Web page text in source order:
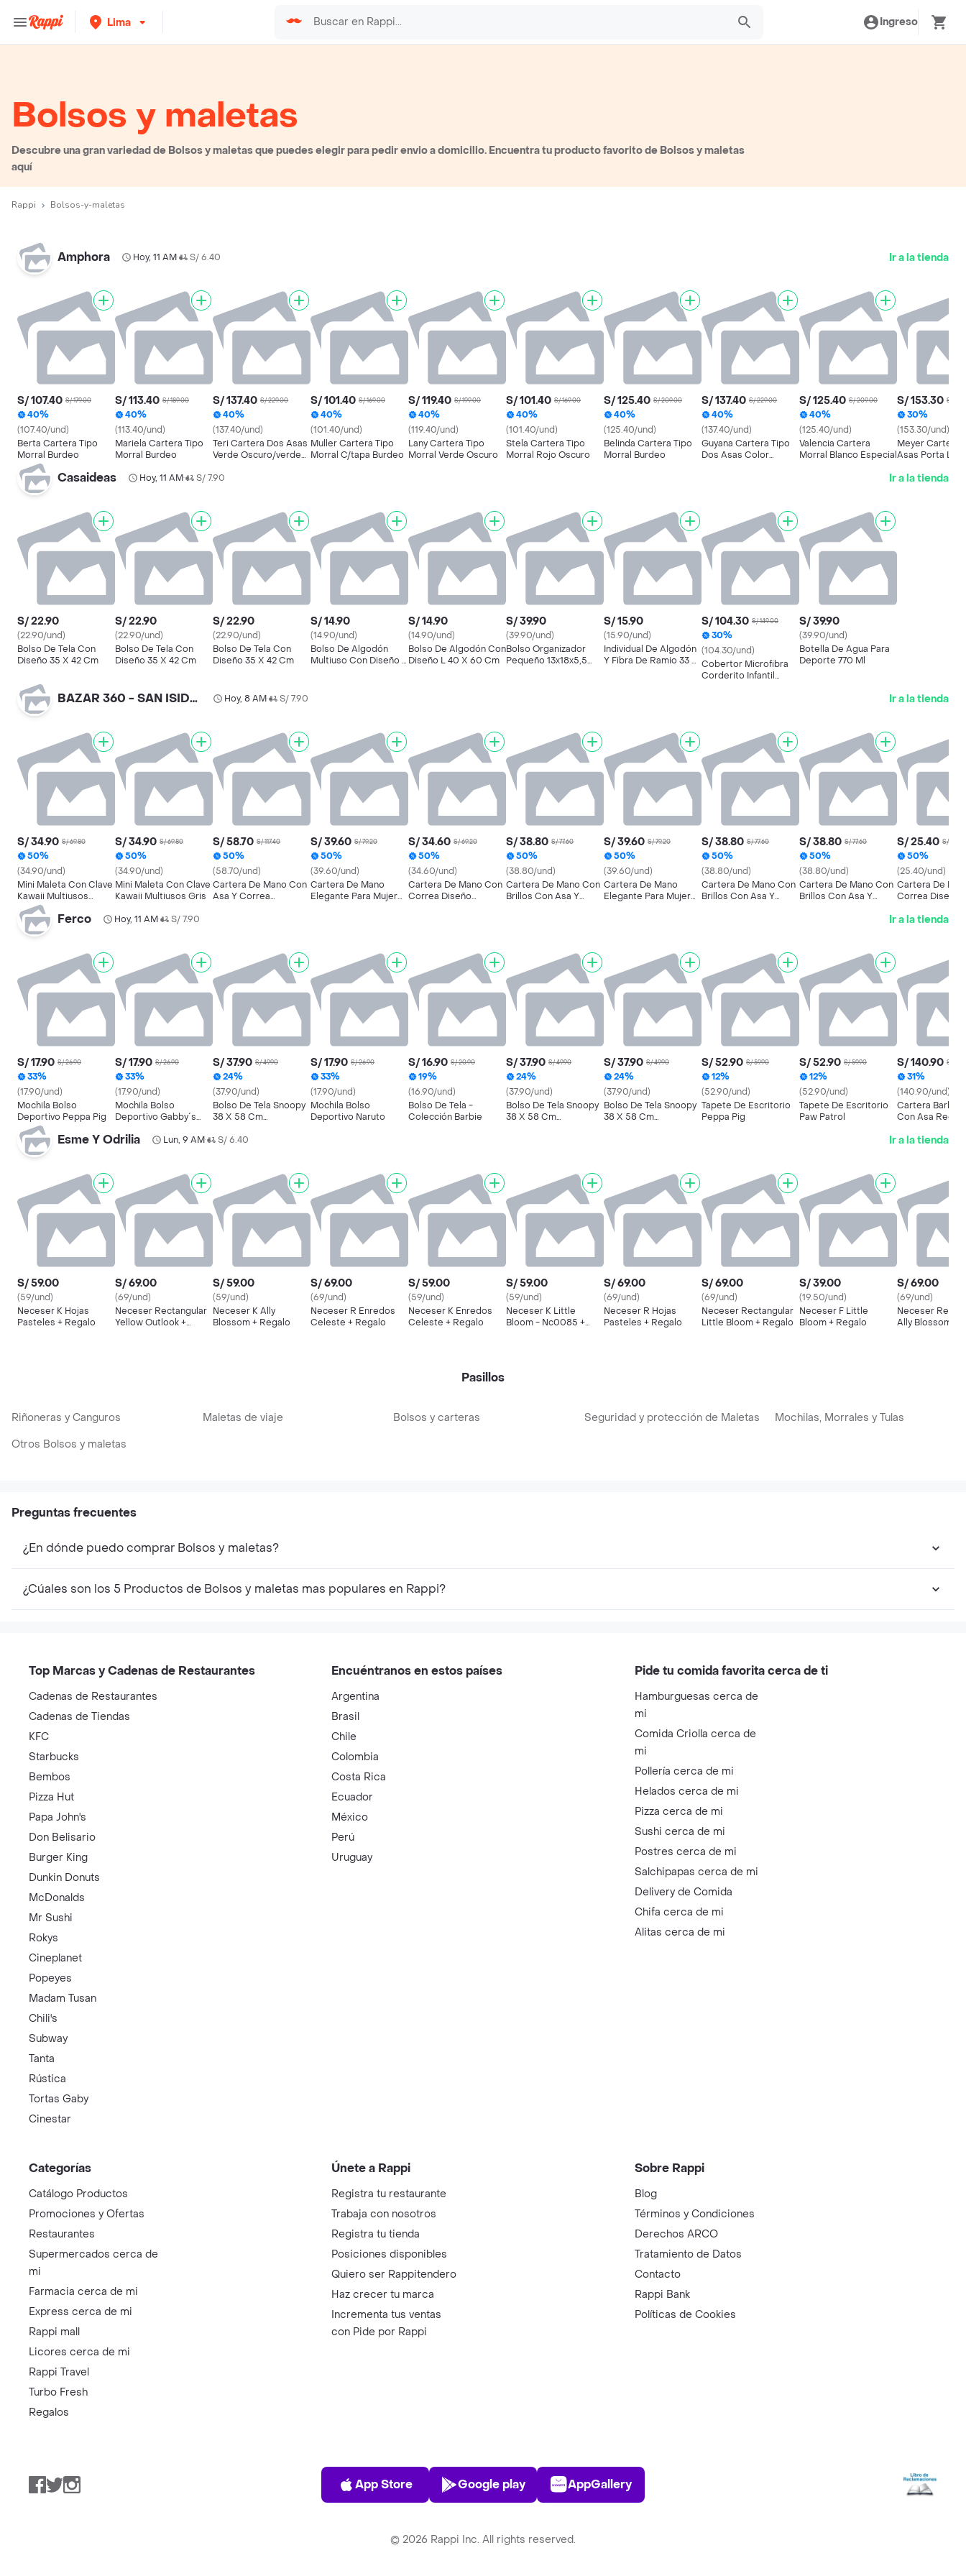
Lima Ingreso
Bolsos y maletas
Descubre una gran variedad de Bolsos y maletas que puedes elegir para pedir envio a domicilio. Encuentra tu producto favorito de Bolsos y maletas
aquí
Rappi Bolsos-y-maletas
Amphora Hoy, 11 AM• S/ 6.40 Ir a la tienda
S/ 107.40 S/ 179.00
40%
(107.40/und)
Berta Cartera Tipo
Morral Burdeo
S/ 113.40 S/ 189.00
40%
(113.40/und)
Mariela Cartera Tipo
Morral Burdeo
S/ 137.40 S/ 229.00
40%
(137.40/und)
Teri Cartera Dos Asas
Verde Oscuro/verde
S/ 101.40 S/ 169.00
40%
(101.40/und)
Muller Cartera Tipo
Morral C/tapa Burdeo
S/ 119.40 S/ 199.00
40%
(119.40/und)
Lany Cartera Tipo
Morral Verde Oscuro
S/ 101.40 S/ 169.00
40%
(101.40/und)
Stela Cartera Tipo
Morral Rojo Oscuro
S/ 125.40 S/ 209.00
40%
(125.40/und)
Belinda Cartera Tipo
Morral Burdeo
S/ 137.40 S/ 229.00
40%
(137.40/und)
Guyana Cartera Tipo
Dos Asas Color
S/ 125.40 S/ 209.00
40%
(125.40/und)
Valencia Cartera
Morral Blanco Especial
S/ 153.30 S/
30%
(153.30/und)
Meyer Cartera
Asas Porta
Casaideas Hoy, 11 AM• S/ 7.90 Ir a la tienda
S/ 22.90
(22.90/und)
Bolso De Tela Con
Diseño 35 X 42 Cm
S/ 22.90
(22.90/und)
Bolso De Tela Con
Diseño 35 X 42 Cm
S/ 22.90
(22.90/und)
Bolso De Tela Con
Diseño 35 X 42 Cm
S/ 14.90
(14.90/und)
Bolso De Algodón
Multiuso Con Diseño L
S/ 14.90
(14.90/und)
Bolso De Algodón Con
Diseño L 40 X 60 Cm
S/ 39.90
(39.90/und)
Bolso Organizador
Pequeño 13x18x5,5
S/ 15.90
(15.90/und)
Individual De Algodón
Y Fibra De Ramio 33 X
S/ 104.30 S/ 149.00
30%
(104.30/und)
Cobertor Microfibra
Corderito Infantil
S/ 39.90
(39.90/und)
Botella De Agua Para
Deporte 770 Ml
BAZAR 360 - SAN ISIDRO Hoy, 8 AM• S/ 7.90 Ir a la tienda
S/ 34.90 S/ 69.80
50%
(34.90/und)
Mini Maleta Con Clave
Kawaii Multiusos
Marrón
S/ 34.90 S/ 69.80
50%
(34.90/und)
Mini Maleta Con Clave
Kawaii Multiusos Gris
S/ 58.70 S/ 117.40
50%
(58.70/und)
Cartera De Mano Con
Asa Y Correa
S/ 39.60 S/ 79.20
50%
(39.60/und)
Cartera De Mano
Elegante Para Mujer
S/ 34.60 S/ 69.20
50%
(34.60/und)
Cartera De Mano Con
Correa Diseño
S/ 38.80 S/ 77.60
50%
(38.80/und)
Cartera De Mano Con
Brillos Con Asa Y
S/ 39.60 S/ 79.20
50%
(39.60/und)
Cartera De Mano
Elegante Para Mujer
S/ 38.80 S/ 77.60
50%
(38.80/und)
Cartera De Mano Con
Brillos Con Asa Y
S/ 38.80 S/ 77.60
50%
(38.80/und)
Cartera De Mano Con
Brillos Con Asa Y
S/ 25.40 S/
50%
(25.40/und)
Cartera De
Correa Diseño
Ferco Hoy, 11 AM• S/ 7.90 Ir a la tienda
S/ 17.90 S/ 26.90
33%
(17.90/und)
Mochila Bolso
Deportivo Peppa Pig
S/ 17.90 S/ 26.90
33%
(17.90/und)
Mochila Bolso
Deportivo Gabby´s
S/ 37.90 S/ 49.90
24%
(37.90/und)
Bolso De Tela Snoopy
38 X 58 Cm
S/ 17.90 S/ 26.90
33%
(17.90/und)
Mochila Bolso
Deportivo Naruto
S/ 16.90 S/ 20.90
19%
(16.90/und)
Bolso De Tela -
Colección Barbie
S/ 37.90 S/ 49.90
24%
(37.90/und)
Bolso De Tela Snoopy
38 X 58 Cm
S/ 37.90 S/ 49.90
24%
(37.90/und)
Bolso De Tela Snoopy
38 X 58 Cm
S/ 52.90 S/ 59.90
12%
(52.90/und)
Tapete De Escritorio
Peppa Pig
S/ 52.90 S/ 59.90
12%
(52.90/und)
Tapete De Escritorio
Paw Patrol
S/ 140.90 S/
31%
(140.90/und)
Cartera Barbie
Con Asa
Esme Y Odrilia Lun, 9 AM• S/ 6.40 Ir a la tienda
S/ 59.00
(59/und)
Neceser K Hojas
Pasteles + Regalo
S/ 69.00
(69/und)
Neceser Rectangular
Yellow Outlook +
S/ 59.00
(59/und)
Neceser K Ally
Blossom + Regalo
S/ 69.00
(69/und)
Neceser R Enredos
Celeste + Regalo
S/ 59.00
(59/und)
Neceser K Enredos
Celeste + Regalo
S/ 59.00
(59/und)
Neceser K Little
Bloom - Nc0085 +
S/ 69.00
(69/und)
Neceser R Hojas
Pasteles + Regalo
S/ 69.00
(69/und)
Neceser Rectangular
Little Bloom + Regalo
S/ 39.00
(19.50/und)
Neceser F Little
Bloom + Regalo
S/ 69.00
(69/und)
Neceser
Ally Blossom +
Pasillos
Riñoneras y Canguros Maletas de viaje Bolsos y carteras Seguridad y protección de Maletas
Mochilas, Morrales y Tulas
Otros Bolsos y maletas
Preguntas frecuentes
¿En dónde puedo comprar Bolsos y maletas?
¿Cúales son los 5 Productos de Bolsos y maletas mas populares en Rappi?
Top Marcas y Cadenas de Restaurantes
Cadenas de Restaurantes
Cadenas de Tiendas
KFC
Starbucks
Bembos
Pizza Hut
Papa John's
Don Belisario
Burger King
Dunkin Donuts
McDonalds
Mr Sushi
Rokys
Cineplanet
Popeyes
Madam Tusan
Chili's
Subway
Tanta
Rústica
Tortas Gaby
Cinestar
Encuéntranos en estos países
Argentina
Brasil
Chile
Colombia
Costa Rica
Ecuador
México
Perú
Uruguay
Pide tu comida favorita cerca de ti
Hamburguesas cerca de
mi
Comida Criolla cerca de
mi
Pollería cerca de mi
Helados cerca de mi
Pizza cerca de mi
Sushi cerca de mi
Postres cerca de mi
Salchipapas cerca de mi
Delivery de Comida
Chifa cerca de mi
Alitas cerca de mi
Categorías
Catálogo Productos
Promociones y Ofertas
Restaurantes
Supermercados cerca de
mi
Farmacia cerca de mi
Express cerca de mi
Rappi mall
Licores cerca de mi
Rappi Travel
Turbo Fresh
Regalos
Únete a Rappi
Registra tu restaurante
Trabaja con nosotros
Registra tu tienda
Posiciones disponibles
Quiero ser Rappitendero
Haz crecer tu marca
Incrementa tus ventas
con Pide por Rappi
Sobre Rappi
Blog
Términos y Condiciones
Derechos ARCO
Tratamiento de Datos
Contacto
Rappi Bank
Políticas de Cookies
Facebook
TwitterInstagram
App Store
App Store
Play Store
Google play
AppGallery
AppGallery
© 2026 Rappi Inc. All rights reserved.